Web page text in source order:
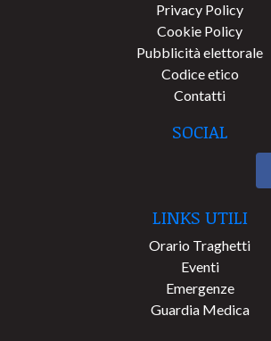
Privacy Policy
Cookie Policy
Pubblicità elettorale
Codice etico
Contatti
SOCIAL
LINKS UTILI
Orario Traghetti
Eventi
Emergenze
Guardia Medica